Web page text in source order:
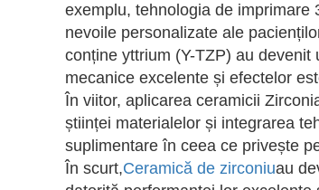
exemplu, tehnologia de imprimare
nevoile personalizate ale
conține yttrium (Y-TZP) au
mecanice excelente și efectelor
În viitor, aplicarea ceramicii
științei materialelor și integrarea
suplimentare în ceea ce privește
În scurt,Ceramică de zirconiuau